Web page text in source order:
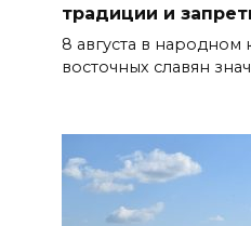
07 августа 2026
«Метеор»
Меры
07 августа 2026
традиции и
8 августа в народном
восточных славян